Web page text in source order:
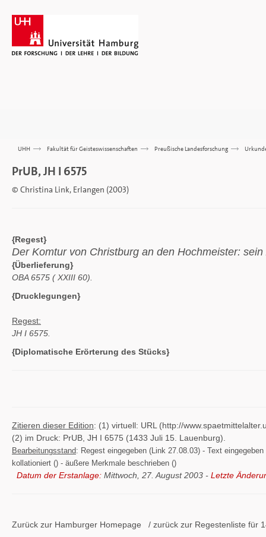
UHH >>> Fakultät für Geisteswissenschaften >>> Preußische Landesforschung >>>
PrUB, JH I 6575
© Christina Link, Erlangen (2003)
{Regest}
Der Komtur von Christburg an den Hochmeister:
{Überlieferung}
OBA 6575 ( XXIII 60).
{Drucklegungen}
Regest:
JH I 6575.
{Diplomatische Erörterung des Stücks}
Zitieren dieser Edition: (1) virtuell: URL (http://
(2) im Druck: PrUB, JH I 6575 (1433 Juli 15. Lauenburg).
Bearbeitungsstand: Regest eingegeben (Link 27.08.03) - Text
kollationiert () - äußere Merkmale beschrieben ()
Datum der Erstanlage: Mittwoch, 27. August 2003 - Letzte
Zurück zur Hamburger Homepage / zurück zur Regestenliste für